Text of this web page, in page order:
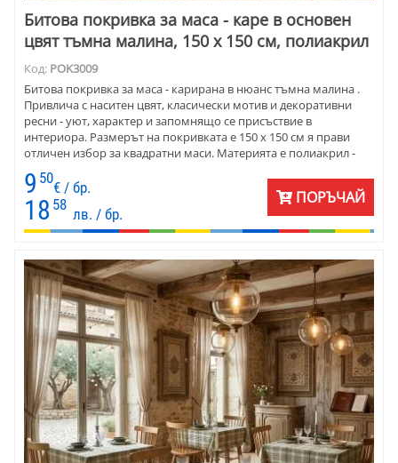
Битова покривка за маса - каре в основен
цвят тъмна малина, 150 x 150 см, полиакрил
Код: POK3009
Битова покривка за маса - карирана в нюанс тъмна малина .
Привлича с наситен цвят, класически мотив и декоративни
ресни - уют, характер и запомнящо се присъствие в
интериора. Размерът на покривката е 150 x 150 см я прави
отличен избор за квадратни маси. Материята е полиакрил -
удобна, лесна за поддръжка. Покривката е подходяща за дома
и за заведения - механи и ресторанти с търсена атмосфера.
Комбинира се чудесно с едноцветни пердета и декоративни
калъфки в натурални, бежови, бордо или тъмносини тонове.
9 50
€ / бр.
18 58
лв. / бр.
ПОРЪЧАЙ